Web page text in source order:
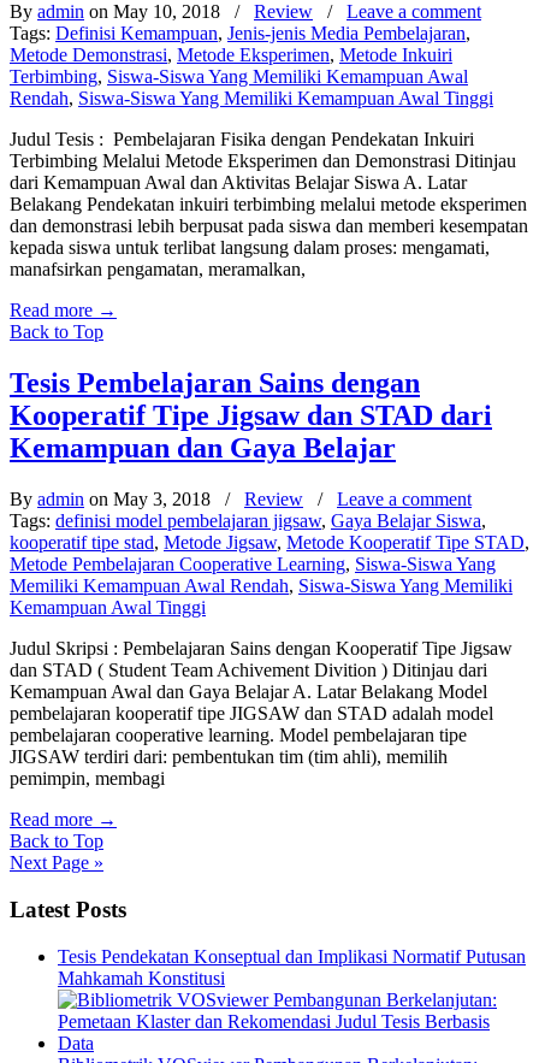
By admin on May 10, 2018 / Review / Leave a comment
Tags: Definisi Kemampuan, Jenis-jenis Media Pembelajaran,
Metode Demonstrasi, Metode Eksperimen, Metode Inkuiri
Terbimbing, Siswa-Siswa Yang Memiliki Kemampuan Awal
Rendah, Siswa-Siswa Yang Memiliki Kemampuan Awal Tinggi
Judul Tesis : Pembelajaran Fisika dengan Pendekatan Inkuiri
Terbimbing Melalui Metode Eksperimen dan Demonstrasi Ditinjau
dari Kemampuan Awal dan Aktivitas Belajar Siswa A. Latar
Belakang Pendekatan inkuiri terbimbing melalui metode eksperimen
dan demonstrasi lebih berpusat pada siswa dan memberi kesempatan
kepada siswa untuk terlibat langsung dalam proses: mengamati,
manafsirkan pengamatan, meramalkan,
Read more →
Back to Top
Tesis Pembelajaran Sains dengan
Kooperatif Tipe Jigsaw dan STAD dari
Kemampuan dan Gaya Belajar
By admin on May 3, 2018 / Review / Leave a comment
Tags: definisi model pembelajaran jigsaw, Gaya Belajar Siswa,
kooperatif tipe stad, Metode Jigsaw, Metode Kooperatif Tipe STAD,
Metode Pembelajaran Cooperative Learning, Siswa-Siswa Yang
Memiliki Kemampuan Awal Rendah, Siswa-Siswa Yang Memiliki
Kemampuan Awal Tinggi
Judul Skripsi : Pembelajaran Sains dengan Kooperatif Tipe Jigsaw
dan STAD ( Student Team Achivement Divition ) Ditinjau dari
Kemampuan Awal dan Gaya Belajar A. Latar Belakang Model
pembelajaran kooperatif tipe JIGSAW dan STAD adalah model
pembelajaran cooperative learning. Model pembelajaran tipe
JIGSAW terdiri dari: pembentukan tim (tim ahli), memilih
pemimpin, membagi
Read more →
Back to Top
Next Page »
Latest Posts
Tesis Pendekatan Konseptual dan Implikasi Normatif Putusan
Mahkamah Konstitusi